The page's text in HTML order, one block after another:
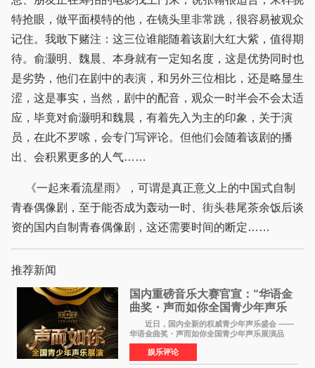
特抢眼，做平面模特的他，在镜头里非常跳，很容易被观众
记住。我敢下赌注：这三位谁能随着该剧大红大紫，值得期
待。俞灏明、魏晨、本身就有一定知名度，这是优势同时也
是劣势，他们在剧中的表演，和另外三位相比，还是略显生
涩，这是事实，当然，剧中的配音，观众一时半会不会太适
应，毕竟对俞灏明和魏晨，有着先入为主的印象，关于演
员，在此不罗嗦，会专门写评论。但他们会随着该剧的播
出、会积累更多的人气……
《一起来看流星雨》，可谓是真正意义上的中国式自制
青春偶像剧，至于能否成为轰动一时、街头巷尾茶余饭后谈
资的国内自制青春偶像剧，这还需要时间的断定……
推荐新闻
国内重磅音乐大赛官宣：“华语金
曲奖・声而如你全国青少年声乐
展演” 正式启幕，阿沁出任明星总
评审
近日，国内全新的权威青少年声乐盛会 ——
华语金曲奖・声而如你全国青少年声乐展演品
牌，在湖南长沙隆重举行官宣，国内又一高规格
青少年声乐赛事全面启航。 本赛事由寰宇声
扬联合华语金曲
娱乐评论